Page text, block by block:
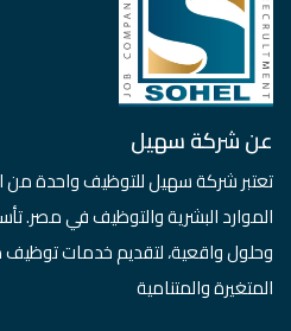
عن شركة سهيل
تعتبر شركة سهيل للتوظيف واحدة من
الموارد البشرية والتوظيف في
وحلول واقعية، لتقديم خدمات توظيف
المتغيرة والمتنامية